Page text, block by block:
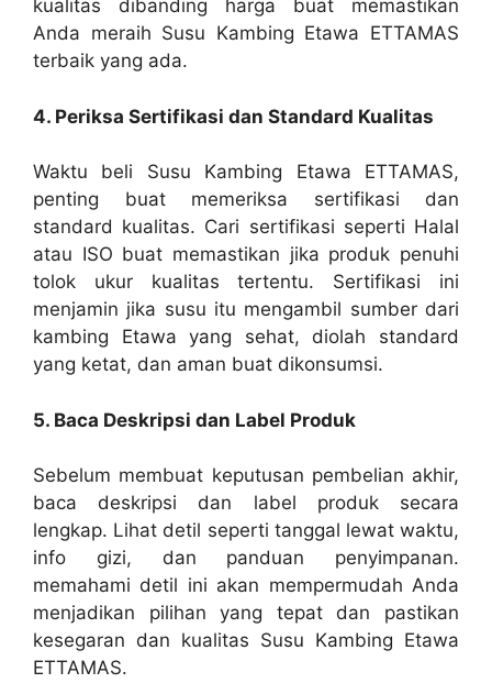
kualitas dibanding harga buat memastikan
Anda meraih Susu Kambing Etawa ETTAMAS
terbaik yang ada.
4. Periksa Sertifikasi dan Standard Kualitas
Waktu beli Susu Kambing Etawa ETTAMAS,
penting buat memeriksa sertifikasi dan
standard kualitas. Cari sertifikasi seperti Halal
atau ISO buat memastikan jika produk penuhi
tolok ukur kualitas tertentu. Sertifikasi ini
menjamin jika susu itu mengambil sumber dari
kambing Etawa yang sehat, diolah standard
yang ketat, dan aman buat dikonsumsi.
5. Baca Deskripsi dan Label Produk
Sebelum membuat keputusan pembelian akhir,
baca deskripsi dan label produk secara
lengkap. Lihat detil seperti tanggal lewat waktu,
info gizi, dan panduan penyimpanan.
memahami detil ini akan mempermudah Anda
menjadikan pilihan yang tepat dan pastikan
kesegaran dan kualitas Susu Kambing Etawa
ETTAMAS.